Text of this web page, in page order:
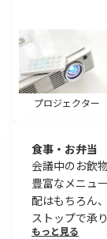
プロジェクター
食事・お弁当
会議中のお飲
豊富なメニュ
配はもちろん
ストップで承り
もっと見る